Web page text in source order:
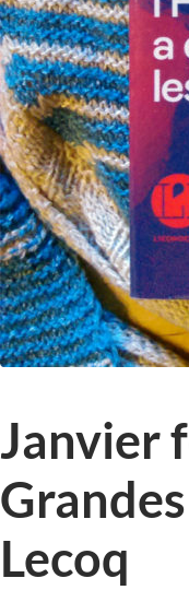
Janvier
Lecoq